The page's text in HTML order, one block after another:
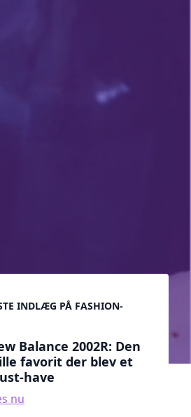
INDLÆG PÅ FASHION-
Balance 2002R: Den
favorit der blev et
have
nu